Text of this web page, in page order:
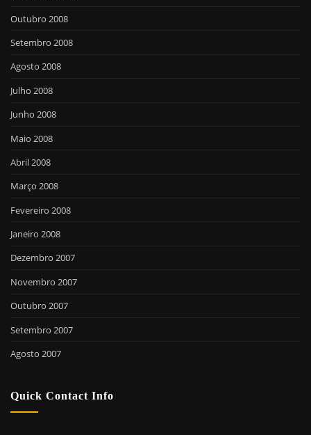
Outubro 2008
Setembro 2008
Agosto 2008
Julho 2008
Junho 2008
Maio 2008
Abril 2008
Março 2008
Fevereiro 2008
Janeiro 2008
Dezembro 2007
Novembro 2007
Outubro 2007
Setembro 2007
Agosto 2007
Quick Contact Info